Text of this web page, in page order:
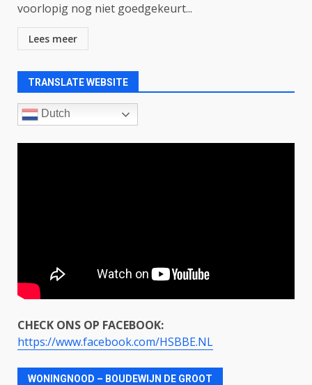
voorlopig nog niet goedgekeurt...
Lees meer
TRANSLATE WEBSITE
Dutch
CHECK ONS OP FACEBOOK:
https://www.facebook.com/HSBBE.NL
WONINGNOOD – BOUDEWIJN DE GROOT